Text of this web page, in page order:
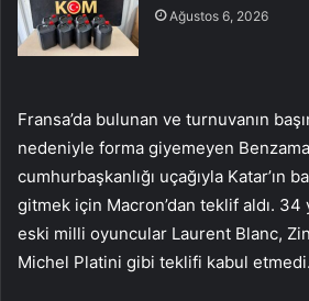
Ağustos 6, 2026
Fransa’da bulunan ve turnuvanın
nedeniyle forma giyemeyen
cumhurbaşkanlığı uçağıyla Katar’ın
gitmek için Macron’dan teklif aldı. 34
eski milli oyuncular Laurent Blanc,
Michel Platini gibi teklifi kabul etmedi.